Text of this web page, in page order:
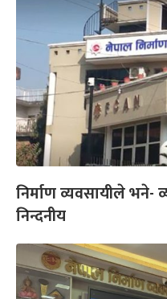
निर्माण व्यवसायीले भने-
निन्दनीय